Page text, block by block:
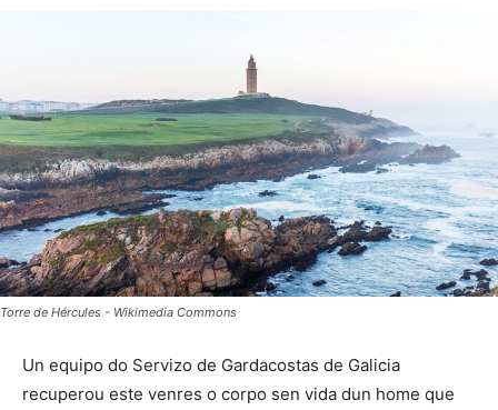
Torre de Hércules - Wikimedia Commons
Un equipo do Servizo de Gardacostas de Galicia
recuperou este venres o corpo sen vida dun home que